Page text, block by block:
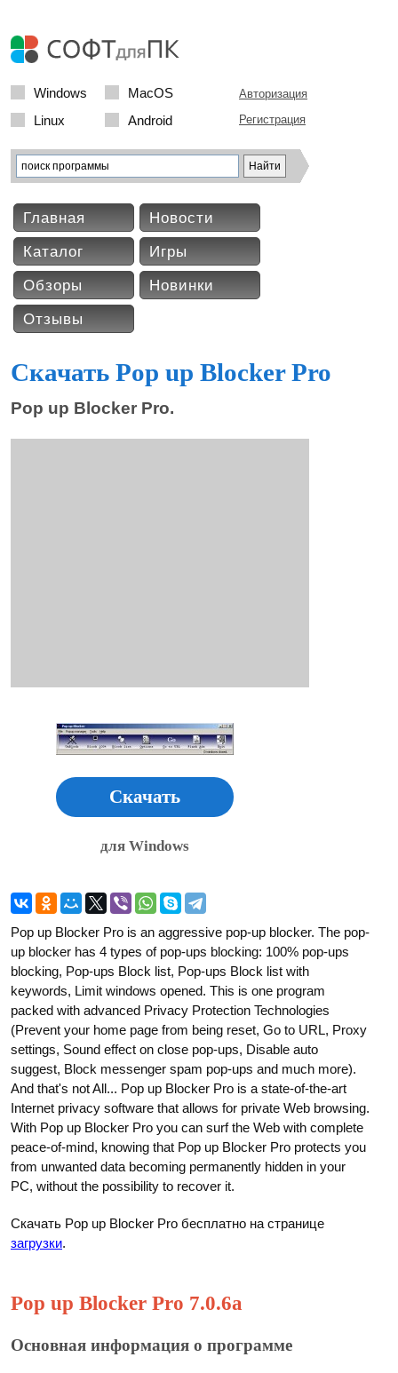
Windows
MacOS
Linux
Android
Авторизация
Регистрация
Главная
Новости
Каталог
Игры
Обзоры
Новинки
Отзывы
Скачать Pop up Blocker Pro
Pop up Blocker Pro.
Скачать
для Windows
Pop up Blocker Pro is an aggressive pop-up blocker. The pop-
up blocker has 4 types of pop-ups blocking: 100% pop-ups
blocking, Pop-ups Block list, Pop-ups Block list with
keywords, Limit windows opened. This is one program
packed with advanced Privacy Protection Technologies
(Prevent your home page from being reset, Go to URL, Proxy
settings, Sound effect on close pop-ups, Disable auto
suggest, Block messenger spam pop-ups and much more).
And that's not All... Pop up Blocker Pro is a state-of-the-art
Internet privacy software that allows for private Web browsing.
With Pop up Blocker Pro you can surf the Web with complete
peace-of-mind, knowing that Pop up Blocker Pro protects you
from unwanted data becoming permanently hidden in your
PC, without the possibility to recover it.
Скачать Pop up Blocker Pro бесплатно на странице
загрузки.
Pop up Blocker Pro 7.0.6a
Основная информация о программе